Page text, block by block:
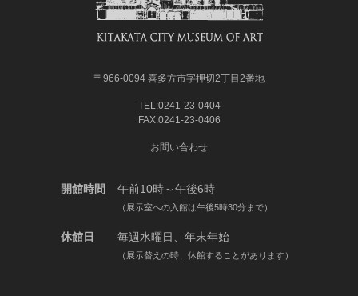
〒966-0094 喜多方市字押切2丁目2番地
TEL:0241-23-0404
FAX:0241-23-0406
お問い合わせ
開館時間 午前10時～午後6時
（展示室への入館は午後5時30分まで）
休館日 毎週水曜日、年末年始
（展示替えの時、休館することがあります）